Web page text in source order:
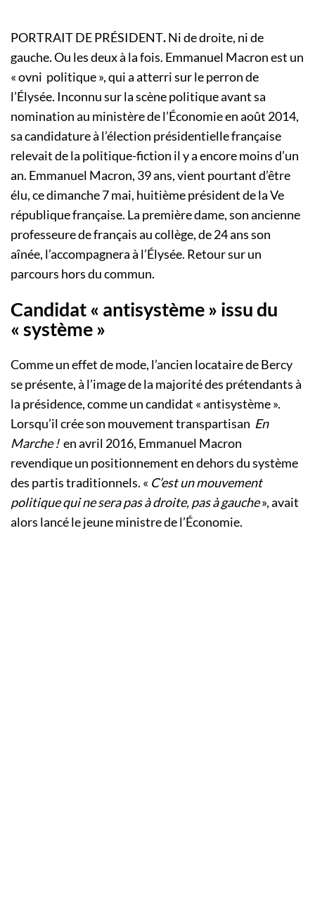
PORTRAIT DE PRÉSIDENT.Ni de droite, ni de
gauche. Ou les deux à la fois. Emmanuel Macron est un
« ovni politique », qui a atterri sur le perron de
l’Élysée. Inconnu sur la scène politique avant sa
nomination au ministère de l’Économie en août 2014,
sa candidature à l’élection présidentielle française
relevait de la politique-fiction il y a encore moins d’un
an. Emmanuel Macron, 39 ans, vient pourtant d’être
élu, ce dimanche 7 mai, huitième président de la Ve
république française. La première dame, son ancienne
professeure de français au collège, de 24 ans son
aînée, l’accompagnera à l’Élysée. Retour sur un
parcours hors du commun.
Candidat « antisystème » issu du
« système »
Comme un effet de mode, l’ancien locataire de Bercy
se présente, à l’image de la majorité des prétendants à
la présidence, comme un candidat « antisystème ».
Lorsqu’il crée son mouvement transpartisan En
Marche ! en avril 2016, Emmanuel Macron
revendique un positionnement en dehors du système
des partis traditionnels. « C’est un mouvement
politique qui ne sera pas à droite, pas à gauche», avait
alors lancé le jeune ministre de l’Économie.